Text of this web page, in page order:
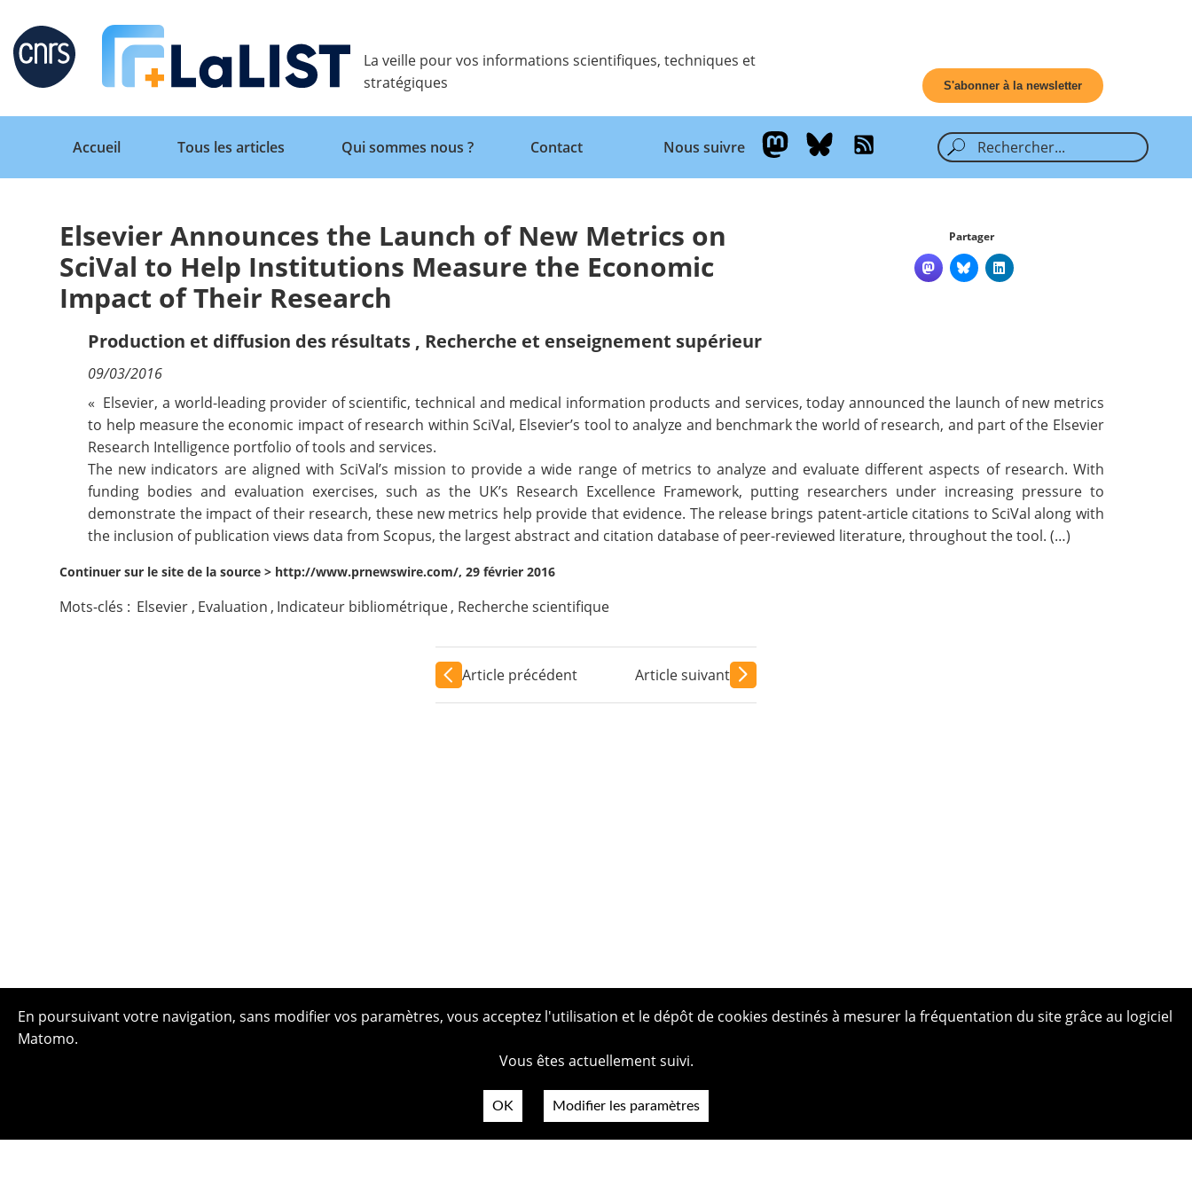
Retour
Accueil
Tous les articles
Qui sommes nous ?
Nous suivre
La veille pour vos informations scientifiques, techniques et
stratégiques
S'abonner à la newsletter
Retour
Accueil
Tous les articles Qui sommes nous ? Contact Nous suivre
Elsevier Announces the Launch of New Metrics on
SciVal to Help Institutions Measure the Economic
Impact of Their Research
Partager
Production et diffusion des résultats , Recherche et enseignement supérieur
09/03/2016
« Elsevier, a world-leading provider of scientific, technical and medical information products and services, today announced the launch of new metrics
to help measure the economic impact of research withinSciVal, Elsevier’s tool to analyze and benchmark the world of research, and part of the Elsevier
Research Intelligence portfolio of tools and services.
The new indicators are aligned with SciVal’s mission to provide a wide range of metrics to analyze and evaluate different aspects of research. With
funding bodies and evaluation exercises, such as the UK’s Research Excellence Framework, putting researchers under increasing pressure to
demonstrate the impact of their research, these new metrics help provide that evidence. The release brings patent-article citations to SciVal along with
the inclusion of publication views data fromScopus, the largest abstract and citation database of peer-reviewed literature, throughout the tool. (…)
Continuer sur le site de la source > http://www.prnewswire.com/, 29 février 2016
Mots-clés : Elsevier , Evaluation , Indicateur bibliométrique, Recherche scientifique
Article précédent Article suivant
En poursuivant votre navigation, sans modifier vos paramètres, vous acceptez l'utilisation et le dépôt de cookies destinés à mesurer la fréquentation du site grâce au logiciel
Matomo.
Vous êtes actuellement suivi.
OK Modifier les paramètres